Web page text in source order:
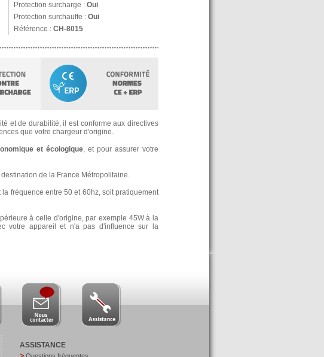
Protection surcharge : Oui
Protection surchauffe : Oui
Référence : CH-8015
et de durabilité, il est conforme aux directives
que votre chargeur d'origine.
et écologique, et pour assurer votre
de la France Métropolitaine.
fréquence entre 50 et 60hz, soit pratiquement
à celle d'origine, par exemple 45W à la
votre appareil et n'a pas d'influence sur la
ASSISTANCE